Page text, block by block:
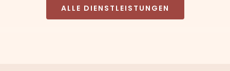
ALLE DIENSTLEISTUNGEN